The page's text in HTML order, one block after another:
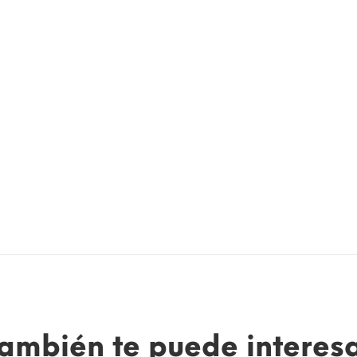
te puede